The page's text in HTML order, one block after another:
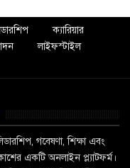
ক্যারিয়ার
লাইফস্টাইল
গবেষণা, শিক্ষা এবং
একটি অনলাইন প্ল্যাটফর্ম।